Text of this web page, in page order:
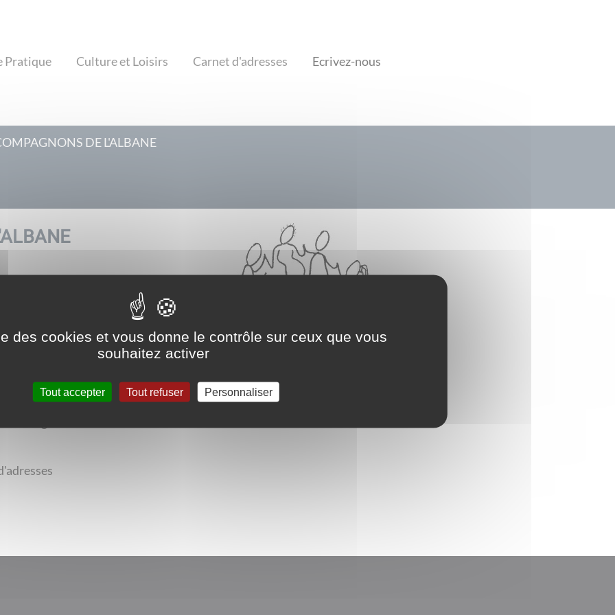
Pratique Culture et Loisirs Carnet d'adresses Ecrivez-nous
DE L'ALBANE
Découverte des
la région.
des cookies et vous donne le contrôle sur ceux que vous
souhaitez activer
Tout accepter Tout refuser Personnaliser